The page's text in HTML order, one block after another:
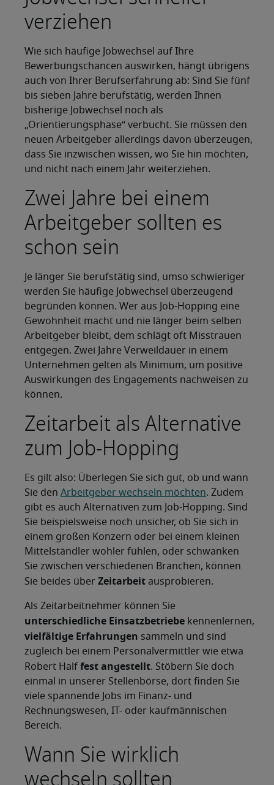
verziehen
Wie sich häufige Jobwechsel auf Ihre
Bewerbungschancen auswirken, hängt übrigens
auch von Ihrer Berufserfahrung ab: Sind Sie fünf
bis sieben Jahre berufstätig, werden Ihnen
bisherige Jobwechsel noch als
„Orientierungsphase“ verbucht. Sie müssen den
neuen Arbeitgeber allerdings davon überzeugen,
dass Sie inzwischen wissen, wo Sie hin möchten,
und nicht nach einem Jahr weiterziehen.
Zwei Jahre bei einem
Arbeitgeber sollten es
schon sein
Je länger Sie berufstätig sind, umso schwieriger
werden Sie häufige Jobwechsel überzeugend
begründen können. Wer aus Job-Hopping eine
Gewohnheit macht und nie länger beim selben
Arbeitgeber bleibt, dem schlägt oft Misstrauen
entgegen. Zwei Jahre Verweildauer in einem
Unternehmen gelten als Minimum, um positive
Auswirkungen des Engagements nachweisen zu
können.
Zeitarbeit als Alternative
zum Job-Hopping
Es gilt also: Überlegen Sie sich gut, ob und wann
Sie den Arbeitgeber wechseln möchten. Zudem
gibt es auch Alternativen zum Job-Hopping. Sind
Sie beispielsweise noch unsicher, ob Sie sich in
einem großen Konzern oder bei einem kleinen
Mittelständler wohler fühlen, oder schwanken
Sie zwischen verschiedenen Branchen, können
Sie beides über Zeitarbeit ausprobieren.
Als Zeitarbeitnehmer können Sie
unterschiedliche Einsatzbetriebe kennenlernen,
vielfältige Erfahrungen sammeln und sind
zugleich bei einem Personalvermittler wie etwa
Robert Half fest angestellt. Stöbern Sie doch
einmal in unserer Stellenbörse, dort finden Sie
viele spannende Jobs im Finanz- und
Rechnungswesen, IT- oder kaufmännischen
Bereich.
Wann Sie wirklich